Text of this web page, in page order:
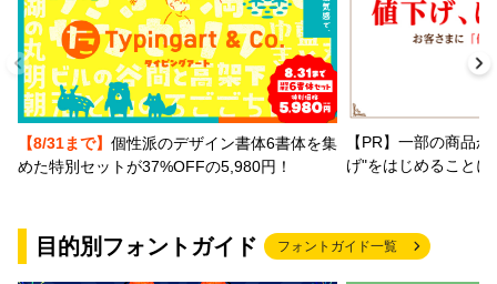
【8/31まで】 個性派のデザイン書体6書体を集
めた特別セットが37%OFFの5,980円！
【PR】一部の商品
げ"をはじめること
目的別フォントガイド フォントガイド一覧